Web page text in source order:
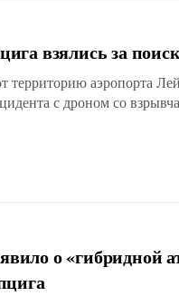
взялись за
аэропорта
с дроном со
о «гибридной